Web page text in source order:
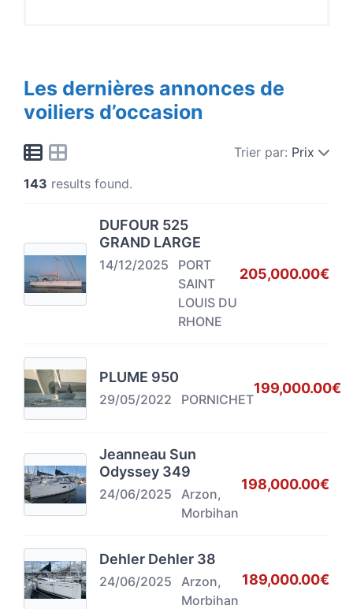
Les dernières annonces de
voiliers d’occasion
Trier par: Prix
143 results found.
DUFOUR 525
GRAND LARGE
14/12/2025
PORT
SAINT
LOUIS DU
RHONE
205,000.00€
PLUME 950
29/05/2022 PORNICHET
199,000.00€
Jeanneau Sun
Odyssey 349
24/06/2025
Arzon,
Morbihan
198,000.00€
Dehler Dehler 38
24/06/2025
Arzon,
Morbihan
189,000.00€